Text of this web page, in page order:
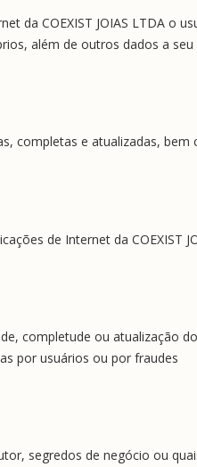
da COEXIST JOIAS LTDA o
além de outros dados a seu
completas e atualizadas, bem
de Internet da COEXIST
completude ou atualização
por usuários ou por fraudes
segredos de negócio ou